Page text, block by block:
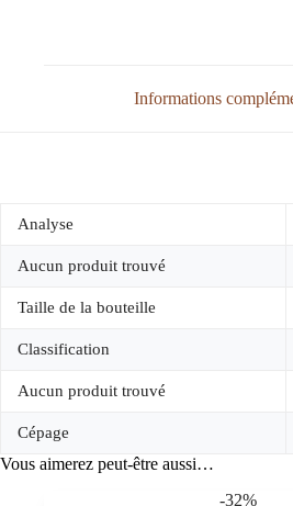
Informations
Analyse
Aucun produit trouvé
Taille de la bouteille
Classification
Aucun produit trouvé
Cépage
Vous aimerez peut-être aussi…
-32%